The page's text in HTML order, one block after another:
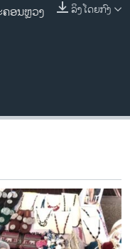
ລິງໂດຍກົງ
ອນຫຼວງ